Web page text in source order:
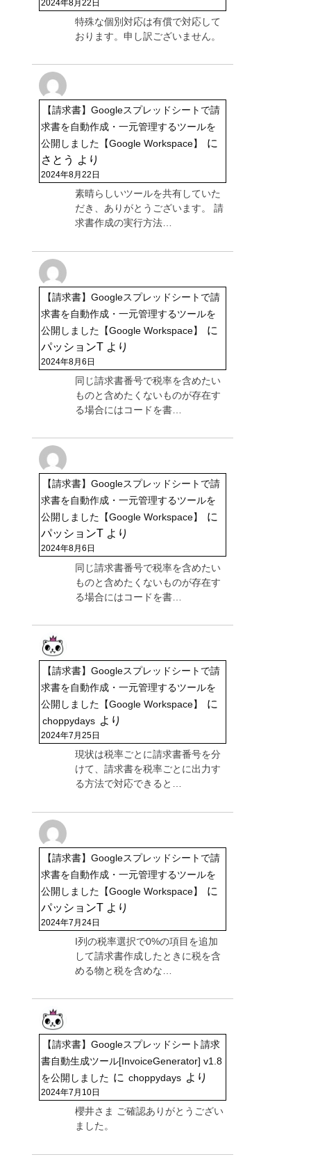
2024年8月22日
特殊な個別対応は有償で対応して
おります。申し訳ございません。
【請求書】Googleスプレッドシートで請
求書を自動作成・一元管理するツールを
公開しました【Google Workspace】
に
さとう より
2024年8月22日
素晴らしいツールを共有していた
だき、ありがとうございます。 請
求書作成の実行方法…
【請求書】Googleスプレッドシートで請
求書を自動作成・一元管理するツールを
公開しました【Google Workspace】
に
パッションT より
2024年8月6日
同じ請求書番号で税率を含めたい
ものと含めたくないものが存在す
る場合にはコードを書…
【請求書】Googleスプレッドシートで請
求書を自動作成・一元管理するツールを
公開しました【Google Workspace】
に
パッションT より
2024年8月6日
同じ請求書番号で税率を含めたい
ものと含めたくないものが存在す
る場合にはコードを書…
【請求書】Googleスプレッドシートで請
求書を自動作成・一元管理するツールを
公開しました【Google Workspace】
に
choppydays より
2024年7月25日
現状は税率ごとに請求書番号を分
けて、請求書を税率ごとに出力す
る方法で対応できると…
【請求書】Googleスプレッドシートで請
求書を自動作成・一元管理するツールを
公開しました【Google Workspace】
に
パッションT より
2024年7月24日
I列の税率選択で0%の項目を追加
して請求書作成したときに税を含
める物と税を含めな…
【請求書】Googleスプレッドシート請求
書自動生成ツール[InvoiceGenerator] v1.8
を公開しました に choppydays より
2024年7月10日
櫻井さま ご確認ありがとうござい
ました。